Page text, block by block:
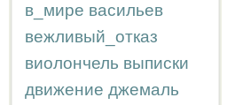
в_мире васильев
вежливый_отказ
виолончель выписки
движение джемаль